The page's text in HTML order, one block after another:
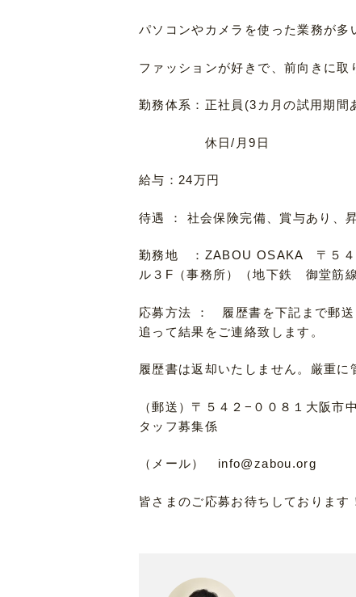
パソコンやカメラを使った業務が多
ファッションが好きで、前向きに取
勤務体系：正社員(3カ月の試用期
休日/月9日
給与：24万円
待遇 ： 社会保険完備、賞与あり、
勤務地 ：ZABOU OSAKA 〒５４
ル３F（事務所）（地下鉄 御堂筋
応募方法 ： 履歴書を下記まで郵送
追って結果をご連絡致します。
履歴書は返却いたしません。厳重に
（郵送）〒５４２−００８１大阪
タッフ募集係
（メール） info@zabou.org
皆さまのご応募お待ちしております